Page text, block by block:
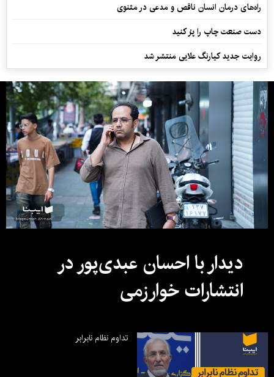
راه‌های درمان انسان ناقص و مدعی در مثنوی
دست صنعت چاپ را پرُ کنید
روایت جدید کیارنگ علایی منتشر شد
دیدار با احسان عبدی‌پور در
انتشارات خوارزمی
تداوم نظام نابرابر